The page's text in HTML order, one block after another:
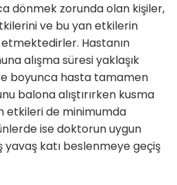
dönmek zorunda olan kişiler,
ve bu yan etkilerin
Hastanın
alışma süresi yaklaşık
boyunca hasta tamamen
balona alıştırırken kusma
etkileri de minimumda
ise doktorun uygun
katı beslenmeye geçiş